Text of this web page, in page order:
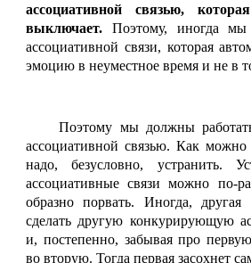
ассоциативной связью,
выключает. Поэтому, иногда мы
ассоциативной связи, которая
эмоцию в неуместное время и не в
Поэтому мы должны
ассоциативной связью. Как можно
надо, безусловно, устранить.
ассоциативные связи можно по-
образно порвать. Иногда, другая
cделать другую конкурирующую
и, постепенно, забывая про
во вторую. Тогда первая засохнет